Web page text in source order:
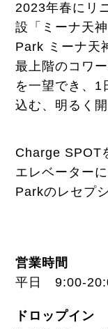
2023年春にリ
設「ミーナ天
Park ミーナ天
最上階のコワ
を一望でき、1
込む、明るく
Charge SPOT
エレベーター
Parkのレセプ
営業時間
平日 9:00-
ドロップイン